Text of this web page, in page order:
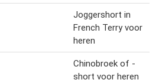
Joggershort in
French Terry voor
heren
Chinobroek of -
short voor heren